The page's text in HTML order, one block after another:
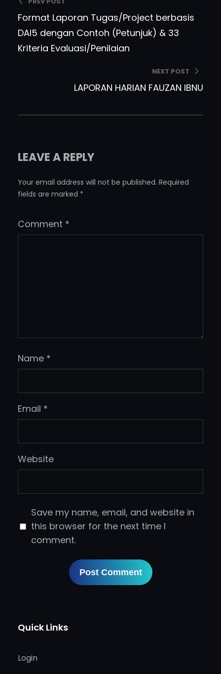
Format Laporan Tugas/Project berbasis
DAI5 dengan Contoh (Petunjuk) & 33
Kriteria Evaluasi/Penilaian
NEXT POST
LAPORAN HARIAN FAUZAN IBNU
LEAVE A REPLY
Your email address will not be published. Required
fields are marked *
Comment *
Name *
Email *
Website
Save my name, email, and website in
this browser for the next time I
comment.
Quick Links
Login